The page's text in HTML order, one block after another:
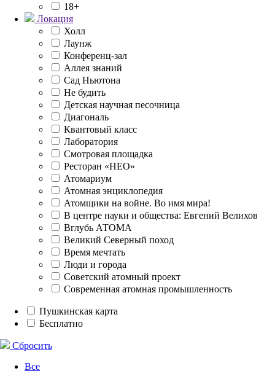
18+
Локация
Холл
Лаунж
Конференц-зал
Аллея знаний
Сад Ньютона
Не будить
Детская научная песочница
Диагональ
Квантовый класс
Лаборатория
Смотровая площадка
Ресторан «НЕО»
Атомариум
Атомная энциклопедия
Атомщики на войне. Во имя мира!
В центре науки и общества: Евгений Велихов
Вглубь АТОМА
Великий Северный поход
Время мечтать
Люди и города
Советский атомный проект
Современная атомная промышленность
Пушкинская карта
Бесплатно
Сбросить
Все